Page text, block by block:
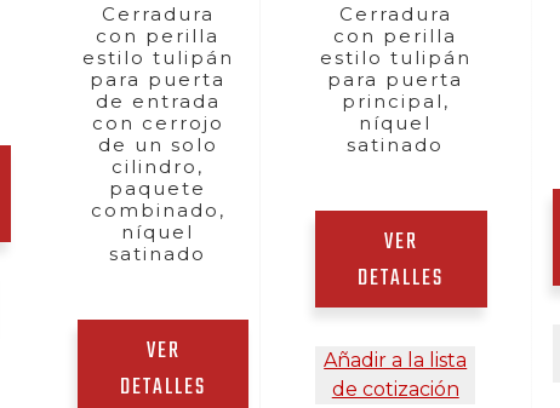
Cerradura
con perilla
estilo tulipán
para puerta
de entrada
con cerrojo
de un solo
cilindro,
paquete
combinado,
níquel
satinado
VER
DETALLES
Cerradura
con perilla
estilo tulipán
para puerta
principal,
níquel
satinado
VER
DETALLES
Añadir a la lista
de cotización